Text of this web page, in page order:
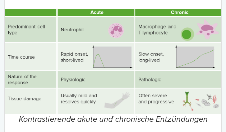
Kontrastierende akute und chronische Entzündungen